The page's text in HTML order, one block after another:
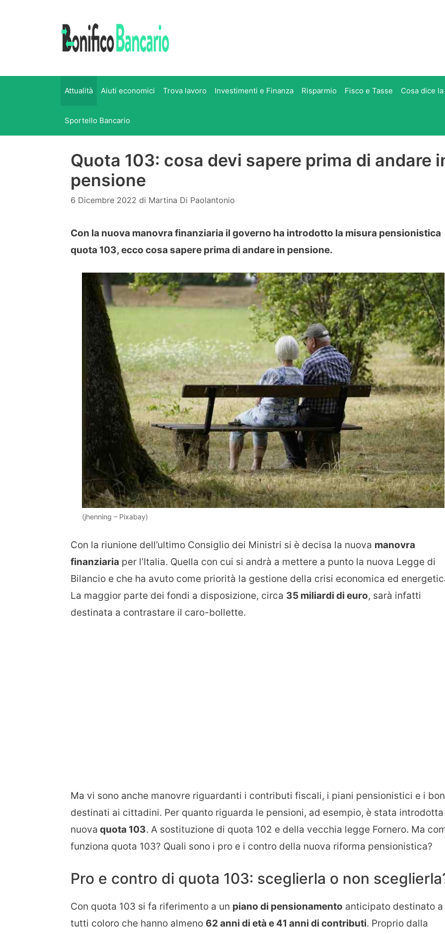
Attualità Aiuti economici Trova lavoro Investimenti e Finanza Risparmio Fisco e Tasse Cosa dice
Sportello Bancario
Quota 103: cosa devi sapere prima di andare
pensione
6 Dicembre 2022 di Martina Di Paolantonio
Con la nuova manovra finanziaria il governo ha introdotto la misura pensionistica
quota 103, ecco cosa sapere prima di andare in pensione.
(jhenning – Pixabay)
Con la riunione dell’ultimo Consiglio dei Ministri si è decisa la nuova manovra
finanziaria per l’Italia. Quella con cui si andrà a mettere a punto la nuova Legge di
Bilancio e che ha avuto come priorità la gestione della crisi economica ed
La maggior parte dei fondi a disposizione, circa 35 miliardi di euro, sarà infatti
destinata a contrastare il caro-bollette.
Ma vi sono anche manovre riguardanti i contributi fiscali, i piani pensionistici e i
destinati ai cittadini. Per quanto riguarda le pensioni, ad esempio, è stata
nuova quota 103. A sostituzione di quota 102 e della vecchia legge Fornero. Ma
funziona quota 103? Quali sono i pro e i contro della nuova riforma pensionistica?
Pro e contro di quota 103: sceglierla o non
Con quota 103 si fa riferimento a un piano di pensionamento anticipato destinato a
tutti coloro che hanno almeno 62 anni di età e 41 anni di contributi. Proprio dalla